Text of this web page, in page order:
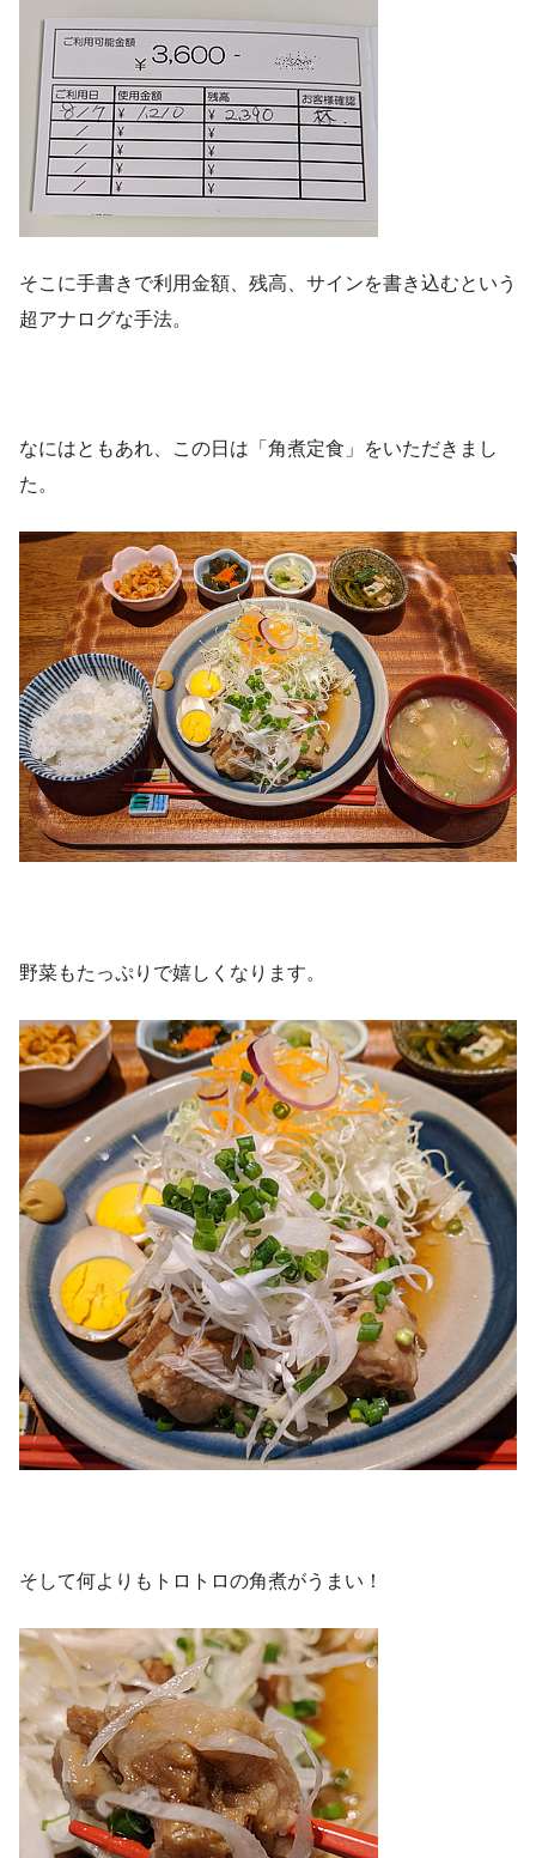
そこに手書きで利用金額、残高、サインを書き込むという
超アナログな手法。
なにはともあれ、この日は「角煮定食」をいただきまし
た。
野菜もたっぷりで嬉しくなります。
そして何よりもトロトロの角煮がうまい！